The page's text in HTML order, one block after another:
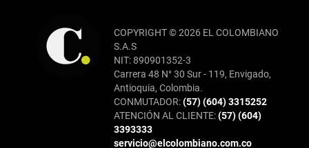
COPYRIGHT © 2026 EL COLOMBIANO
S.A.S
NIT: 890901352-3
Carrera 48 N° 30 Sur - 119, Envigado,
Antioquia, Colombia.
CONMUTADOR:(57) (604) 3315252
ATENCIÓN AL CLIENTE:(57) (604)
3393333
servicio@elcolombiano.com.co